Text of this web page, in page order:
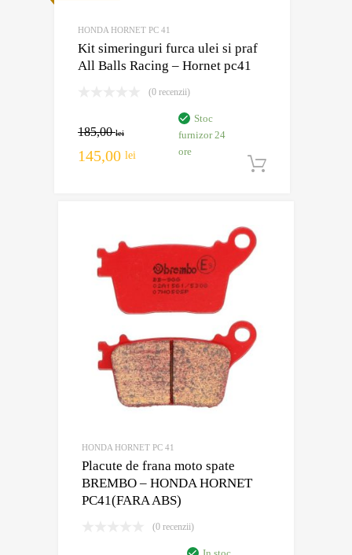
HONDA HORNET PC 41
Kit simeringuri furca ulei si praf
All Balls Racing – Hornet pc41
(0 recenzii)
185,00lei
145,00 lei
Stoc
furnizor 24
ore
HONDA HORNET PC 41
Placute de frana moto spate
BREMBO – HONDA HORNET
PC41(FARA ABS)
(0 recenzii)